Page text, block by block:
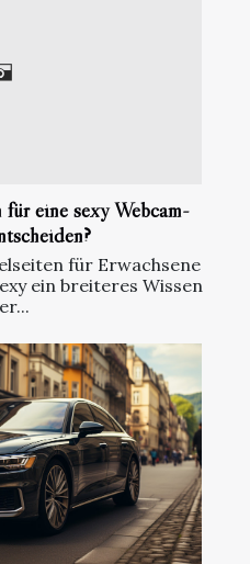
eine sexy Webcam-
für Erwachsene
ein breiteres Wissen